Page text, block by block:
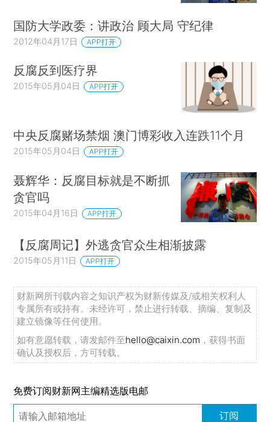
国防大学政委：讲政治 顾大局 守纪律
2012年04月17日 APP打开
反腐反到医疗界
2015年05月04日 APP打开
中央反腐赌场禁烟 澳门博彩收入连跌11个月
2015年05月04日 APP打开
聂辉华：反腐目标就是不断抓
贪官吗
2015年04月16日 APP打开
【反腐周记】外逃贪官众生相渐披露
2015年05月11日 APP打开
财新网所刊载内容之知识产权为财新传媒及/或相关权利人
专属所有或持有。未经许可，禁止进行转载、摘编、复制及
建立镜像等任何使用。
如有意愿转载，请发邮件至hello@caixin.com ，获得书面
确认及授权后，方可转载。
免费订阅财新网主编精选版电邮
订阅